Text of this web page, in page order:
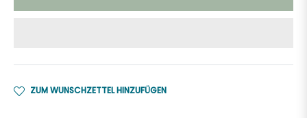
ZUM WUNSCHZETTEL HINZUFÜGEN